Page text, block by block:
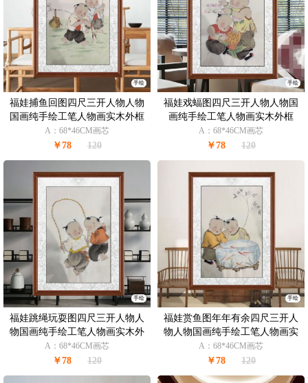
手绘
福娃捕鱼回图四尺三开人物人物
国画纯手绘工笔人物画实木外框
A：68*46CM画芯
￥78 120
手绘
福娃戏蝠图四尺三开人物人物国
画纯手绘工笔人物画实木外框
A：68*46CM画芯
￥78 120
手绘
福娃跳绳玩耍图四尺三开人物人
物国画纯手绘工笔人物画实木外
框
A：68*46CM画芯
￥78 120
手绘
福娃赏鱼图年年有余四尺三开人
物人物国画纯手绘工笔人物画实
木外框
A：68*46CM画芯
￥78 120